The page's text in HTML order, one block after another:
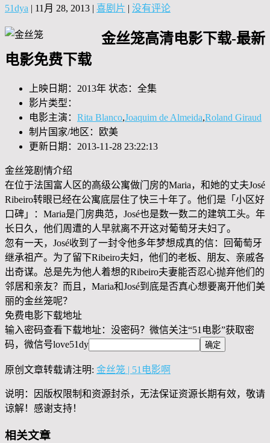
51dya | 11月 28, 2013 | 喜剧片 | 没有评论
金丝笼高清电影下载-最新
电影免费下载
上映日期：2013年 状态：全集
影片类型：
电影主演： Rita Blanco,Joaquim de Almeida,Roland Giraud
制片国家/地区：欧美
更新日期：2013-11-28 23:22:13
金丝笼剧情介绍
在位于法国富人区的高级公寓做门房的Maria，和她的丈夫José
Ribeiro转眼已经在公寓底层住了快三十年了。他们是「小区好
口碑」：Maria是门房典范，José也是数一数二的建筑工头。年
长日久，他们周遭的人早就离不开这对葡萄牙夫妇了。
忽有一天，José收到了一封令他多年梦想成真的信：回葡萄牙
继承祖产。为了留下Ribeiro夫妇，他们的老板、朋友、亲戚各
出奇谋。总是先为他人着想的Ribeiro夫妻能否忍心抛弃他们的
邻居和亲友？而且，Maria和José到底是否真心想要离开他们美
丽的金丝笼呢？
免费电影下载地址
输入密码查看下载地址：没密码？微信关注“51电影”获取密
码，微信号love51dy
原创文章转载请注明: 金丝笼 | 51电影啊
说明：因版权限制和资源封杀，无法保证资源长期有效，敬请
谅解！感谢支持！
相关文章